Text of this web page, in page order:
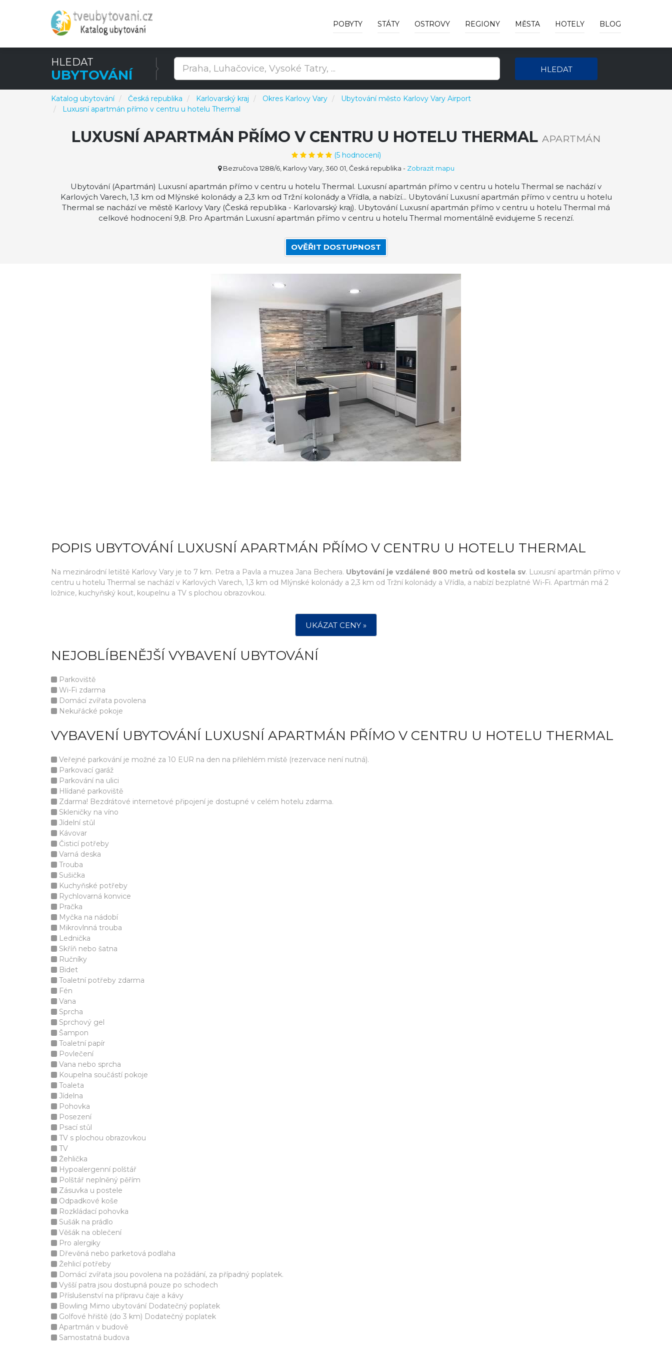
POBYTY STÁTY OSTROVY REGIONY MĚSTA HOTELY BLOG
HLEDAT
UBYTOVÁNÍ HLEDAT
Katalog ubytování Česká republika Karlovarský kraj Okres Karlovy Vary
Ubytování město Karlovy Vary Airport
Luxusní apartmán přímo v centru u hotelu Thermal
LUXUSNÍ APARTMÁN PŘÍMO V CENTRU U HOTELU THERMAL APARTMÁN
(5hodnocení)
Bezručova 1288/6, Karlovy Vary, 360 01, Česká republika - Zobrazit mapu
Ubytování (Apartmán) Luxusní apartmán přímo v centru u hotelu Thermal. Luxusní apartmán přímo v centru u hotelu Thermal se nachází v
Karlových Varech, 1,3 km od Mlýnské kolonády a 2,3 km od Tržní kolonády a Vřídla, a nabízí... Ubytování Luxusní apartmán přímo v centru u hotelu
Thermal se nachází ve městě Karlovy Vary (Česká republika - Karlovarský kraj). Ubytování Luxusní apartmán přímo v centru u hotelu Thermal má
celkové hodnocení 9,8. Pro Apartmán Luxusní apartmán přímo v centru u hotelu Thermal momentálně evidujeme 5 recenzí.
OVĚŘIT DOSTUPNOST
POPIS UBYTOVÁNÍ LUXUSNÍ APARTMÁN PŘÍMO V CENTRU U HOTELU THERMAL
Na mezinárodní letiště Karlovy Vary je to 7 km. Petra a Pavla a muzea Jana Bechera. Ubytování je vzdálené 800 metrů od kostela sv. Luxusní apartmán přímo v
centru u hotelu Thermal se nachází v Karlových Varech, 1,3 km od Mlýnské kolonády a 2,3 km od Tržní kolonády a Vřídla, a nabízí bezplatné Wi-Fi. Apartmán má 2
ložnice, kuchyňský kout, koupelnu a TV s plochou obrazovkou.
UKÁZAT CENY »
NEJOBLÍBENĚJŠÍ VYBAVENÍ UBYTOVÁNÍ
Parkoviště
Wi-Fi zdarma
Domácí zvířata povolena
Nekuřácké pokoje
VYBAVENÍ UBYTOVÁNÍ LUXUSNÍ APARTMÁN PŘÍMO V CENTRU U HOTELU THERMAL
Veřejné parkování je možné za 10 EUR na den na přilehlém místě (rezervace není nutná).
Parkovací garáž
Parkování na ulici
Hlídané parkoviště
Zdarma! Bezdrátové internetové připojení je dostupné v celém hotelu zdarma.
Skleničky na víno
Jídelní stůl
Kávovar
Čisticí potřeby
Varná deska
Trouba
Sušička
Kuchyňské potřeby
Rychlovarná konvice
Pračka
Myčka na nádobí
Mikrovlnná trouba
Lednička
Skříň nebo šatna
Ručníky
Bidet
Toaletní potřeby zdarma
Fén
Vana
Sprcha
Sprchový gel
Šampon
Toaletní papír
Povlečení
Vana nebo sprcha
Koupelna součástí pokoje
Toaleta
Jídelna
Pohovka
Posezení
Psací stůl
TV s plochou obrazovkou
TV
Žehlička
Hypoalergenní polštář
Polštář neplněný pěřím
Zásuvka u postele
Odpadkové koše
Rozkládací pohovka
Sušák na prádlo
Věšák na oblečení
Pro alergiky
Dřevěná nebo parketová podlaha
Žehlicí potřeby
Domácí zvířata jsou povolena na požádání, za případný poplatek.
Vyšší patra jsou dostupná pouze po schodech
Příslušenství na přípravu čaje a kávy
Bowling Mimo ubytování Dodatečný poplatek
Golfové hřiště (do 3 km) Dodatečný poplatek
Apartmán v budově
Samostatná budova